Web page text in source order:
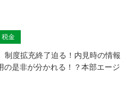
税金
制度拡充終了迫る！内見時の情報
の是非が分かれる！？本部エージ